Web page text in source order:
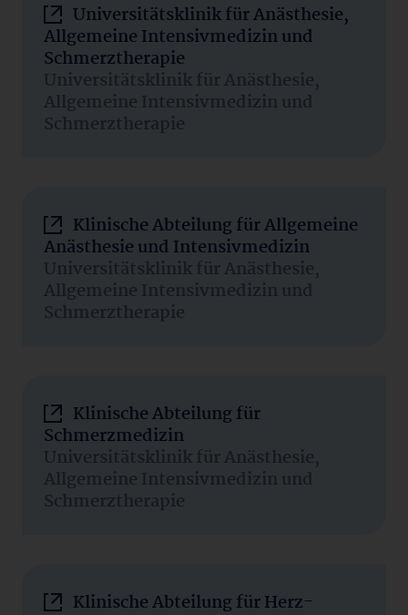
Universitätsklinik für Anästhesie,
Allgemeine Intensivmedizin und
Schmerztherapie
Universitätsklinik für Anästhesie,
Allgemeine Intensivmedizin und
Schmerztherapie
Klinische Abteilung für Allgemeine
Anästhesie und Intensivmedizin
Universitätsklinik für Anästhesie,
Allgemeine Intensivmedizin und
Schmerztherapie
Klinische Abteilung für
Schmerzmedizin
Universitätsklinik für Anästhesie,
Allgemeine Intensivmedizin und
Schmerztherapie
Klinische Abteilung für Herz-